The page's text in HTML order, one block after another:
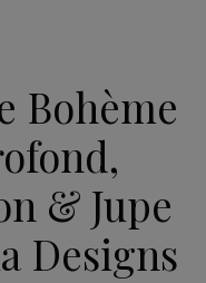
Bohème
& Jupe
Designs